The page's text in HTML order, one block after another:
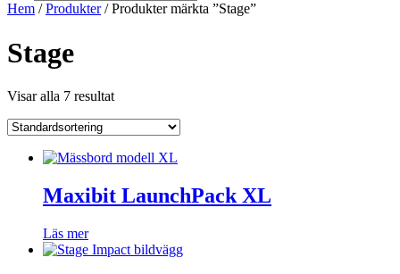
Hem /Produkter/ Produkter märkta ”Stage”
Stage
Visar alla 7 resultat
Maxibit LaunchPack XL
Läs mer